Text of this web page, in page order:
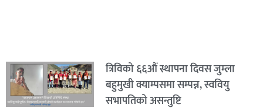
त्रिविको ६६औं स्थापना दिवस जुम्ला
बहुमुखी क्याम्पसमा सम्पन्न, स्ववियु
सभापतिको असन्तुष्टि